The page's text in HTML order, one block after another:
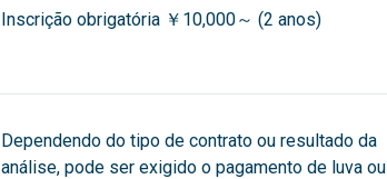
Inscrição obrigatória ￥10,000～ (2 anos)
Dependendo do tipo de contrato ou resultado da
análise, pode ser exigido o pagamento de luva ou